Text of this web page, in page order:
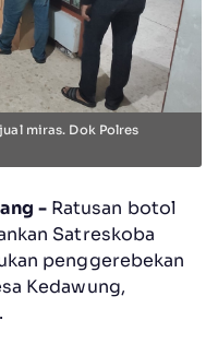
miras. Dok Polres
-Ratusan botol
Satreskoba
penggerebekan
Kedawung,